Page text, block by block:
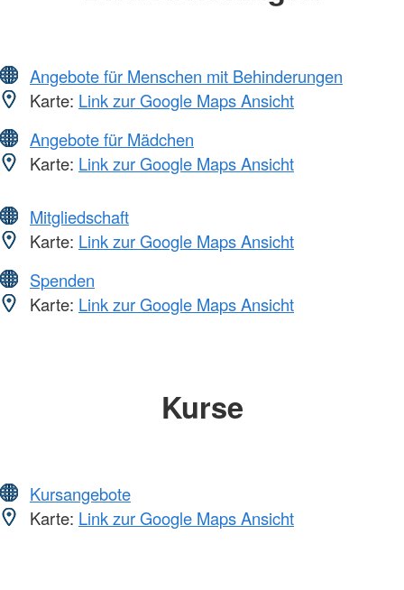
Angebote für Menschen mit Behinderungen
Karte: Link zur Google Maps Ansicht
Angebote für Mädchen
Karte: Link zur Google Maps Ansicht
Mitgliedschaft
Karte: Link zur Google Maps Ansicht
Spenden
Karte: Link zur Google Maps Ansicht
Kurse
Kursangebote
Karte: Link zur Google Maps Ansicht